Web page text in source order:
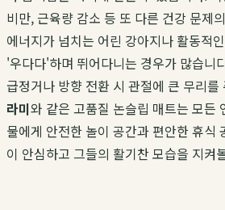
비만, 근육량 감소 등 또 다른 건강 문제
에너지가 넘치는 어린 강아지나 활동적
'우다다'하며 뛰어다니는 경우가 많습니
급정거나 방향 전환 시 관절에 큰 무리를
라미와 같은 고품질 논슬립 매트는 모든
물에게 안전한 놀이 공간과 편안한 휴식
이 안심하고 그들의 활기찬 모습을 지켜